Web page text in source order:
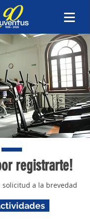
registrarte!
a la brevedad